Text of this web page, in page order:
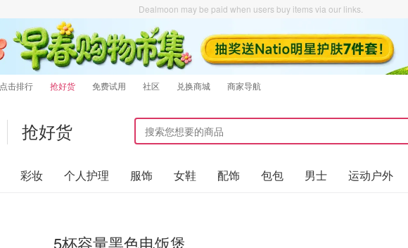
Dealmoon may be paid when users buy items via our links.
点击排行 抢好货 免费试用 社区 兑换商城 商家导航
抢好货
彩妆 个人护理 服饰 女鞋 配饰 包包 男士 运动户外
5杯容量黑色电饭煲